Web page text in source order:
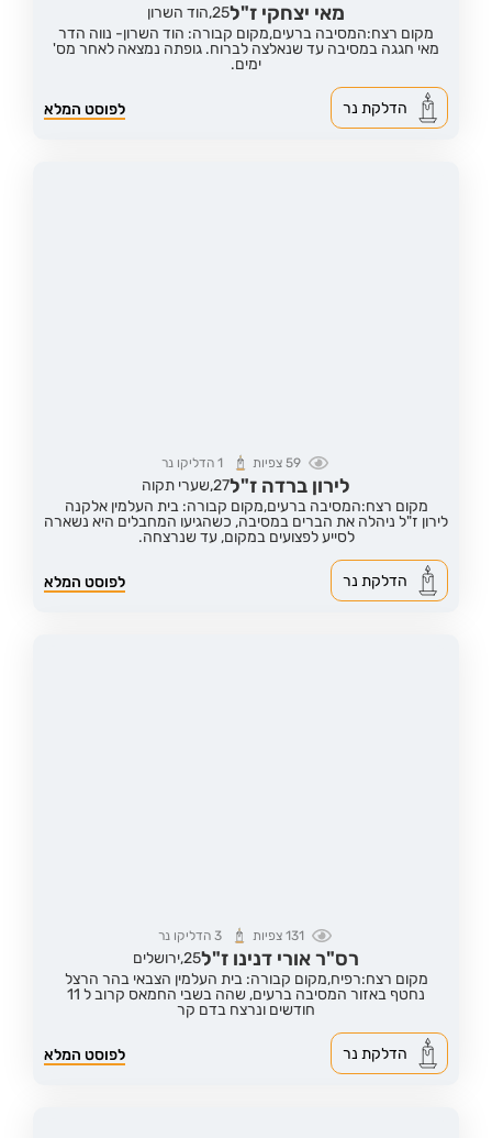
מאי יצחקי ז"ל25, הוד השרון
מקום רצח:המסיבה ברעים,מקום קבורה: הוד השרון- נווה הדר
מאי חגגה במסיבה עד שנאלצה לברוח. גופתה נמצאה לאחר מס'
ימים.
לפוסט המלא הדלקת נר
59צפיות 1 הדליקו נר
לירון ברדה ז"ל27, שערי תקוה
מקום רצח:המסיבה ברעים,מקום קבורה: בית העלמין אלקנה
לירון ז"ל ניהלה את הברים במסיבה, כשהגיעו המחבלים היא נשארה
לסייע לפצועים במקום, עד שנרצחה.
לפוסט המלא הדלקת נר
131 צפיות 3הדליקו נר
רס"ר אורי דנינו ז"ל25,ירושלים
מקום רצח:רפיח,מקום קבורה: בית העלמין הצבאי בהר הרצל
נחטף באזור המסיבה ברעים, שהה בשבי החמאס קרוב ל 11
חודשים ונרצח בדם קר
לפוסט המלא הדלקת נר